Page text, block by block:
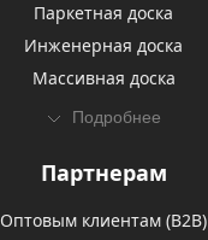
Паркетная доска
Инженерная доска
Массивная доска
Подробнее
Партнерам
Оптовым клиентам (В2В)